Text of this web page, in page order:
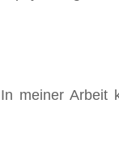
meiner Arbeit